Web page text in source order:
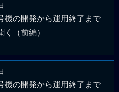
機の開発から運用終了まで
く（前編）
機の開発から運用終了まで